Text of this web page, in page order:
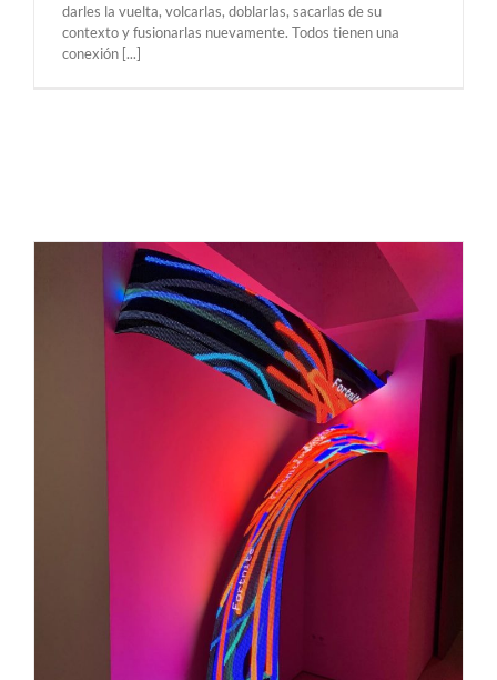
darles la vuelta, volcarlas, doblarlas, sacarlas de su
contexto y fusionarlas nuevamente. Todos tienen una
conexión [...]